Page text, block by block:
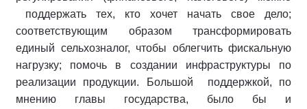
поддержать тех, кто хочет начать свое дело;
соответствующим образом трансформировать
единый сельхозналог, чтобы облегчить фискальную
нагрузку; помочь в создании инфраструктуры по
реализации продукции. Большой поддержкой, по
мнению главы государства, было бы и